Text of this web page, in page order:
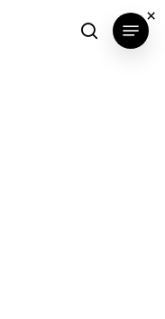
search
Menu
×